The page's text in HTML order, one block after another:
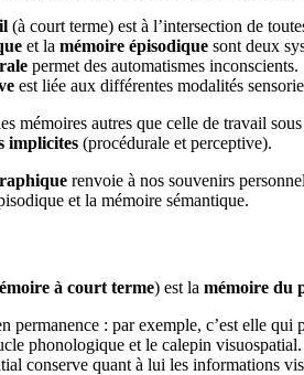
(à court terme) est à l’intersection de
et la mémoire épisodique sont deux
permet des automatismes inconscients.
est liée aux différentes modalités
mémoires autres que celle de travail
implicites (procédurale et perceptive).
renvoie à nos souvenirs
et la mémoire sémantique.
à court terme) est la mémoire du
permanence : par exemple, c’est elle
phonologique et le calepin
conserve quant à lui les informations